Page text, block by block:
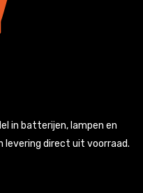
in batterijen, lampen en
levering direct uit voorraad.